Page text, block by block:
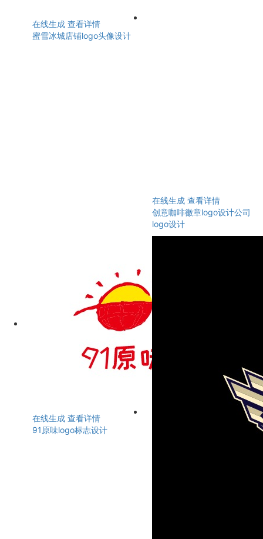
在线生成 查看详情
蜜雪冰城店铺logo头像设计
在线生成 查看详情
创意咖啡徽章logo设计公司
logo设计
在线生成 查看详情
91原味logo标志设计